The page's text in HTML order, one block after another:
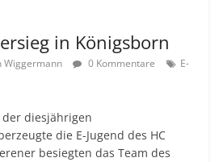
in Königsborn
Wiggermann 0 Kommentare
E-
diesjährigen
die E-Jugend des HC
besiegten das Team des